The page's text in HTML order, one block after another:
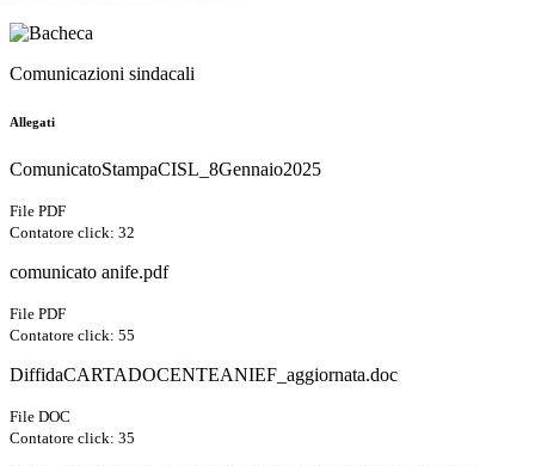
Comunicazioni sindacali
Allegati
ComunicatoStampaCISL_8Gennaio2025
File PDF
Contatore click: 32
comunicato anife.pdf
File PDF
Contatore click: 55
DiffidaCARTADOCENTEANIEF_aggiornata.doc
File DOC
Contatore click: 35